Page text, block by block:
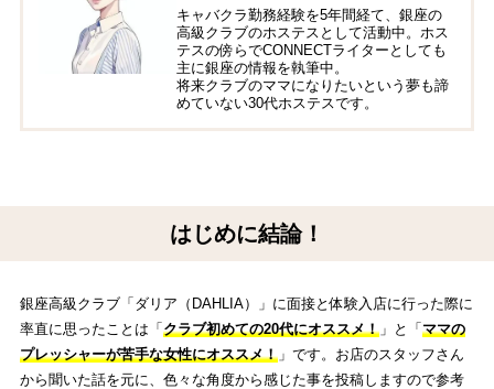
キャバクラ勤務経験を5年間経て、銀座の
高級クラブのホステスとして活動中。ホス
テスの傍らでCONNECTライターとしても
主に銀座の情報を執筆中。
将来クラブのママになりたいという夢も諦
めていない30代ホステスです。
はじめに結論！
銀座高級クラブ「ダリア（DAHLIA）」に面接と体験入店に行った際に
率直に思ったことは「 クラブ初めての20代にオススメ！」と「 ママの
プレッシャーが苦手な女性にオススメ！」です。お店のスタッフさん
から聞いた話を元に、色々な角度から感じた事を投稿しますので参考